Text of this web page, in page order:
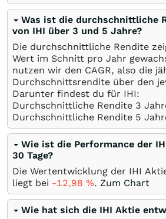
Was ist die durchschnittliche
von IHI über 3 und 5 Jahre?
Die durchschnittliche Rendite
Wert im Schnitt pro Jahr
nutzen wir den CAGR, also die
Durchschnittsrendite über den
Darunter findest du für IHI:
Durchschnittliche Rendite 3
Durchschnittliche Rendite 5
Wie ist die Performance der
30 Tage?
Die Wertentwicklung der IHI
liegt bei -12,98 %. Zum Chart
Wie hat sich die IHI Aktie